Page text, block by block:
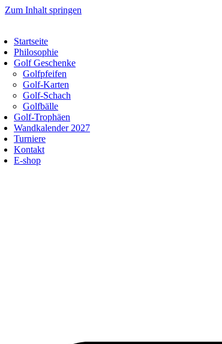
Zum Inhalt springen
Startseite
Philosophie
Golf Geschenke
Golfpfeifen
Golf-Karten
Golf-Schach
Golfbälle
Golf-Trophäen
Wandkalender 2027
Turniere
Kontakt
E-shop